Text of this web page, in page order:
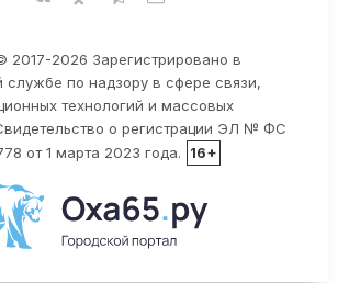
2017-2026 Зарегистрировано в
службе по надзору в сфере связи,
технологий и массовых
о регистрации ЭЛ № ФС
от 1 марта 2023 года.
16+